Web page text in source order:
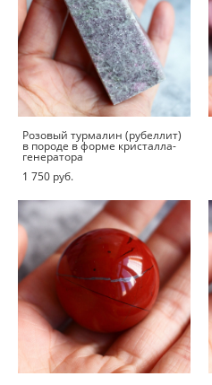
Розовый турмалин (рубеллит)
в породе в форме кристалла-
генератора
1 750 pуб.